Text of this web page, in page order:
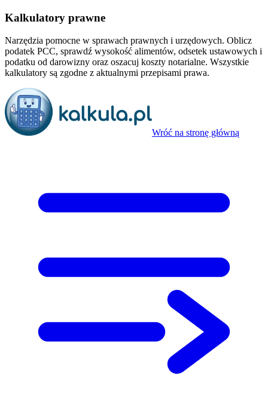
Kalkulatory prawne
Narzędzia pomocne w sprawach prawnych i urzędowych. Oblicz
podatek PCC, sprawdź wysokość alimentów, odsetek ustawowych i
podatku od darowizny oraz oszacuj koszty notarialne. Wszystkie
kalkulatory są zgodne z aktualnymi przepisami prawa.
Wróć na stronę główną